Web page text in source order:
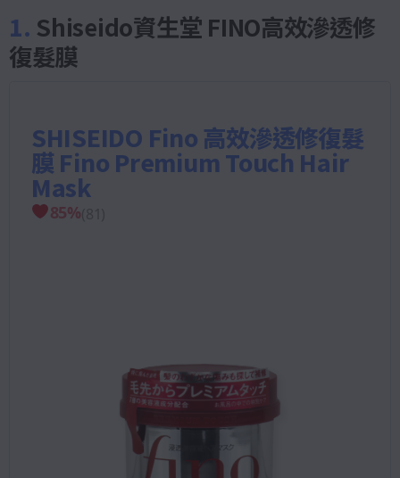
1. Shiseido資生堂 FINO高效滲透修
復髮膜
SHISEIDO Fino 高效滲透修復髮
膜 Fino Premium Touch Hair
Mask
85%